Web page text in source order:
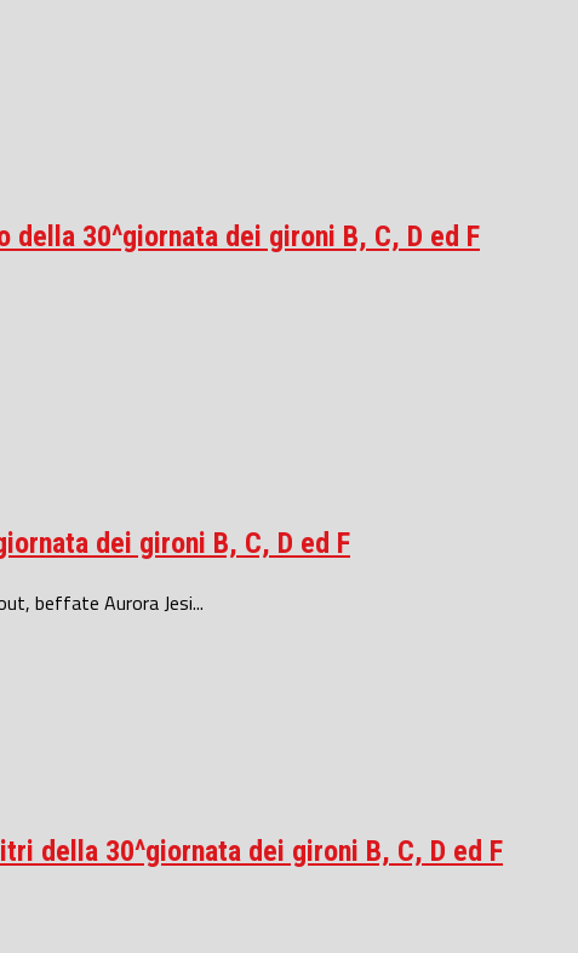
30^giornata dei gironi B, C, D ed F
dei gironi B, C, D ed F
beffate Aurora Jesi...
della 30^giornata dei gironi B, C, D ed F